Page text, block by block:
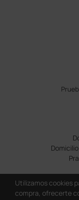
Utilizamos cookies
compra, ofrecerte